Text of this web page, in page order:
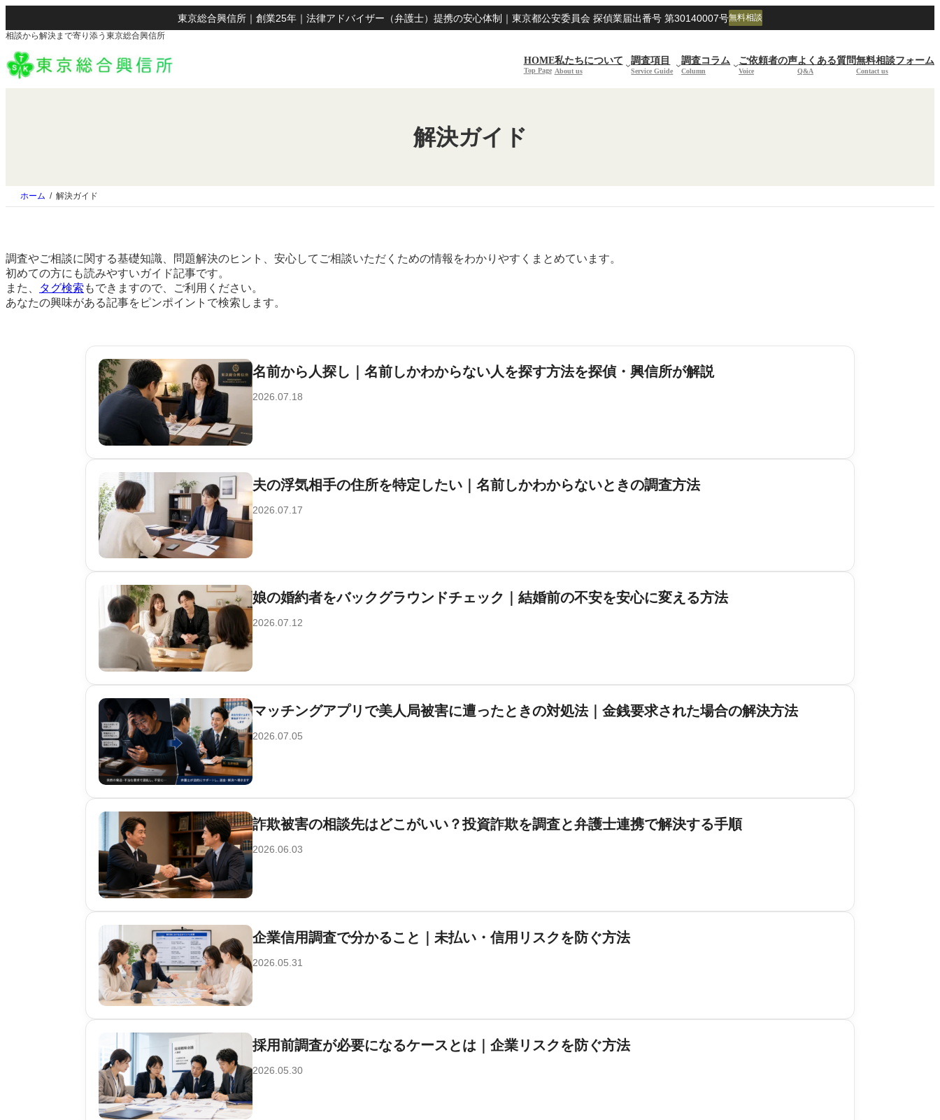
東京総合興信所｜創業25年｜法律アドバイザー（弁護士）提携の安心体制｜東京都公安委員会 探偵業届出番号 第30140007号無料相談
相談から解決まで寄り添う東京総合興信所
HOME
Top Page
私たちについて
About us
調査項目
Service Guide
調査コラム
Column
ご依頼者の声
Voice
よくある質問
Q&A
無料相談フォーム
Contact us
解決ガイド
ホーム 解決ガイド
調査やご相談に関する基礎知識、問題解決のヒント、安心してご相談いただくための情報をわかりやすくまとめています。
初めての方にも読みやすいガイド記事です。
また、
タグ検索 もできますので、ご利用ください。
あなたの興味がある記事をピンポイントで検索します。
名前から人探し｜名前しかわからない人を探す方法を探偵・興信所が解説
2026.07.18
夫の浮気相手の住所を特定したい｜名前しかわからないときの調査方法
2026.07.17
娘の婚約者をバックグラウンドチェック｜結婚前の不安を安心に変える方法
2026.07.12
マッチングアプリで美人局被害に遭ったときの対処法｜金銭要求された場合の解決方法
2026.07.05
詐欺被害の相談先はどこがいい？投資詐欺を調査と弁護士連携で解決する手順
2026.06.03
企業信用調査で分かること｜未払い・信用リスクを防ぐ方法
2026.05.31
採用前調査が必要になるケースとは｜企業リスクを防ぐ方法
2026.05.30